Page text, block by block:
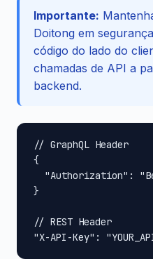
Importante:
Doitong em
código do lado do
chamadas de API a
backend.
// GraphQL Header
{
"Authorization":
}
// REST Header
"X-API-Key":